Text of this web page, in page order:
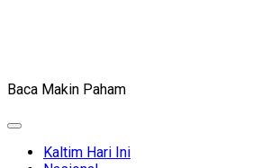
Baca Makin Paham
Expand
Kaltim Hari Ini